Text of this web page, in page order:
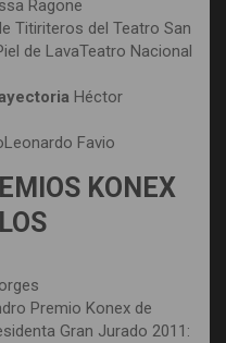
Ragone
Titiriteros del Teatro San
de LavaTeatro Nacional
Héctor
Favio
KONEX
Premio Konex de
Gran Jurado 2011: